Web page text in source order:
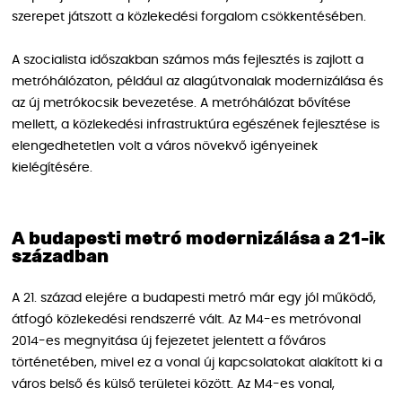
szerepet játszott a közlekedési forgalom csökkentésében.
A szocialista időszakban számos más fejlesztés is zajlott a
metróhálózaton, például az alagútvonalak modernizálása és
az új metrókocsik bevezetése. A metróhálózat bővítése
mellett, a közlekedési infrastruktúra egészének fejlesztése is
elengedhetetlen volt a város növekvő igényeinek
kielégítésére.
A budapesti metró modernizálása a 21-ik
században
A 21. század elejére a budapesti metró már egy jól működő,
átfogó közlekedési rendszerré vált. Az M4-es metróvonal
2014-es megnyitása új fejezetet jelentett a főváros
történetében, mivel ez a vonal új kapcsolatokat alakított ki a
város belső és külső területei között. Az M4-es vonal,